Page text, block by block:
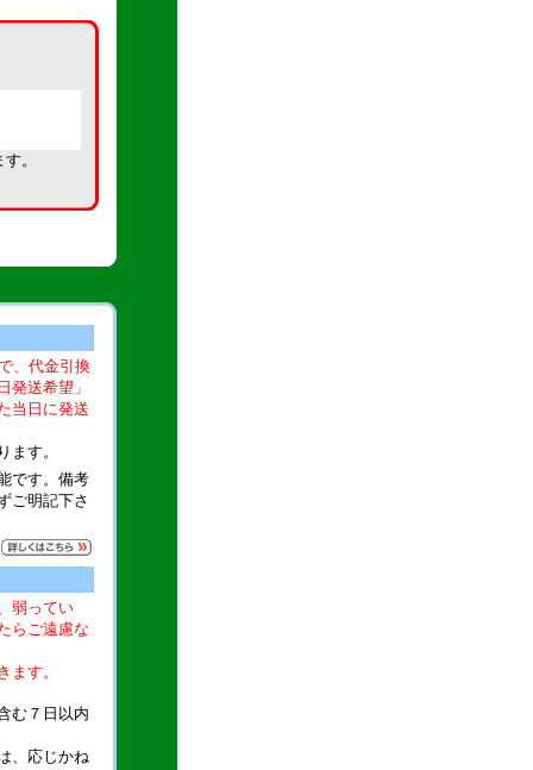
。
、代金引換
発送希望」
当日に発送
ます。
です。備考
ご明記下さ
弱ってい
らご遠慮な
ます。
む７日以内
、応じかね